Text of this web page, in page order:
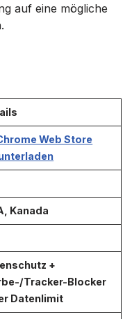
auf eine mögliche
Web Store
Kanada
+
Tracker-Blocker
Datenlimit